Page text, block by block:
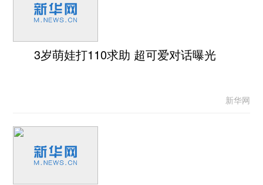
3岁萌娃打110求助 超可爱对话曝光
新华网